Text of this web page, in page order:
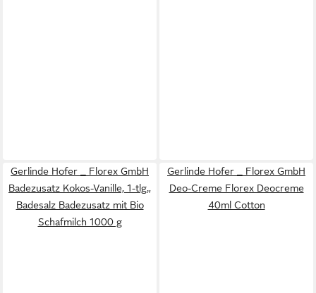
Gerlinde Hofer _ Florex GmbH
Badezusatz Kokos-Vanille, 1-tlg.,
Badesalz Badezusatz mit Bio
Schafmilch 1000 g
Gerlinde Hofer _ Florex GmbH
Deo-Creme Florex Deocreme
40ml Cotton